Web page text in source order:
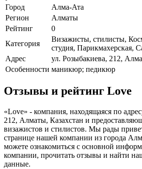
Город
Алма-Ата
Регион
Алматы
Рейтинг
0
Категория
Визажисты, стилисты,
студия, Парикмахерская,
Адрес
ул. Розыбакиева, 212,
Особенности маникюр; педикюр
Отзывы и рейтинг Love
«Love» - компания, находящаяся по
212, Алматы, Казахстан и
визажистов и стилистов. Мы рады
странице нашей компании из города
можете ознакомиться с основной
компании, прочитать отзывы и найти
данные.